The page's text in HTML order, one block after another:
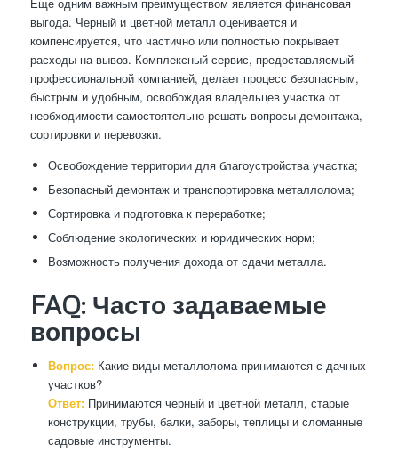
выгода. Черный и цветной металл оценивается и
компенсируется, что частично или полностью покрывает
расходы на вывоз. Комплексный сервис, предоставляемый
профессиональной компанией, делает процесс безопасным,
быстрым и удобным, освобождая владельцев участка от
необходимости самостоятельно решать вопросы демонтажа,
сортировки и перевозки.
Освобождение территории для благоустройства участка;
Безопасный демонтаж и транспортировка металлолома;
Сортировка и подготовка к переработке;
Соблюдение экологических и юридических норм;
Возможность получения дохода от сдачи металла.
FAQ: Часто задаваемые
вопросы
Вопрос:Какие виды металлолома принимаются с дачных
участков?
Ответ:Принимаются черный и цветной металл, старые
конструкции, трубы, балки, заборы, теплицы и сломанные
садовые инструменты.